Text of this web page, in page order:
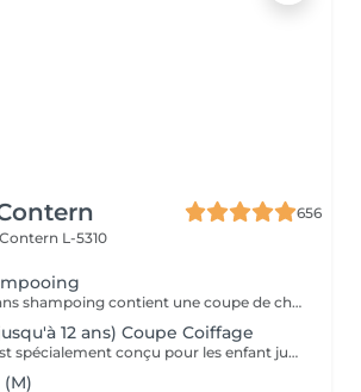
656
Contern L-5310
Le Forfait coupe sans shampoing contient une coupe de cheveux sans shampoing pour les étudiants. En cas de questions veuillez appeler au +352 26 35 02 89.
12 ans) Coupe Coiffage
Le forfait enfants est spécialement conçu pour les enfant jusqu'à l'âge de 6 ans - coupe + coiffage